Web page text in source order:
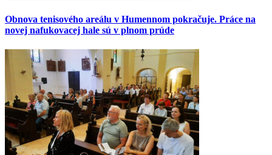
Obnova tenisového areálu v Humennom pokračuje. Práce na
novej nafukovacej hale sú v plnom prúde